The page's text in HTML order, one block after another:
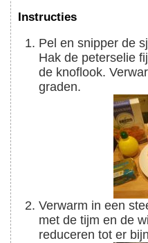
Instructies
Pel en snipper de sjalotten en de knoflook.
Hak de peterselie
de knoflook.
graden.
Verwarm in een steelpannetje het mengsel
met de tijm en de
reduceren tot er